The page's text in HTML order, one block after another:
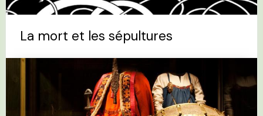
La mort et les sépultures